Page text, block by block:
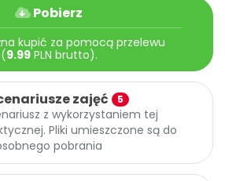
Pobierz
kupić za pomocą przelewu
(9.99PLN brutto).
zajęć 5
z wykorzystaniem tej
Pliki umieszczone są do
pobrania